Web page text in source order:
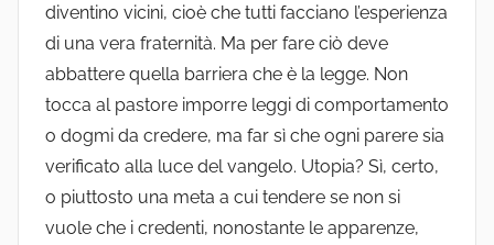
diventino vicini, cioè che tutti facciano l’esperienza
di una vera fraternità. Ma per fare ciò deve
abbattere quella barriera che è la legge. Non
tocca al pastore imporre leggi di comportamento
o dogmi da credere, ma far sì che ogni parere sia
verificato alla luce del vangelo. Utopia? Sì, certo,
o piuttosto una meta a cui tendere se non si
vuole che i credenti, nonostante le apparenze,